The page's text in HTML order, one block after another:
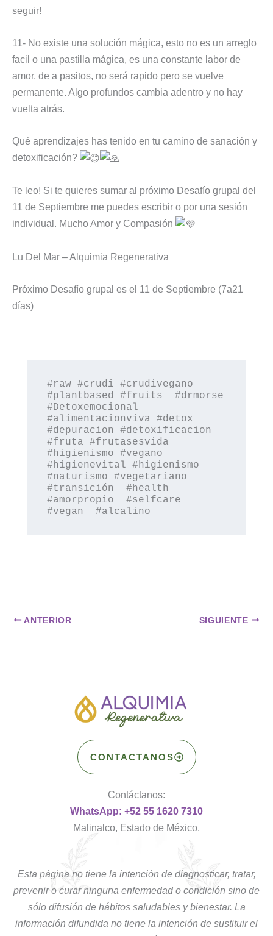
seguir!
11- No existe una solución mágica, esto no es un arreglo
facil o una pastilla mágica, es una constante labor de
amor, de a pasitos, no será rapido pero se vuelve
permanente. Algo profundos cambia adentro y no hay
vuelta atrás.
Qué aprendizajes has tenido en tu camino de sanación y
detoxificación?
Te leo! Si te quieres sumar al próximo Desafío grupal del
11 de Septiembre me puedes escribir o por una sesión
individual. Mucho Amor y Compasión
Lu Del Mar – Alquimia Regenerativa
Próximo Desafío grupal es el 11 de Septiembre (7a21
días)
#raw #crudi #crudivegano
#plantbased #fruits  #drmorse
#Detoxemocional
#alimentacionviva #detox
#depuracion #detoxificacion
#fruta #frutasesvida
#higienismo #vegano
#higienevital #higienismo
#naturismo #vegetariano
#transición  #health
#amorpropio  #selfcare
#vegan  #alcalino
ANTERIOR SIGUIENTE
CONTACTANOS
Contáctanos:
WhatsApp: +52 55 1620 7310
Malinalco, Estado de México.
Esta página no tiene la intención de diagnosticar, tratar,
prevenir o curar ninguna enfermedad o condición sino de
sólo difusión de hábitos saludables y bienestar. La
información difundida no tiene la intención de sustituir el